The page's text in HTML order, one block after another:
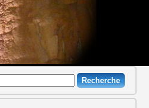
de recherche